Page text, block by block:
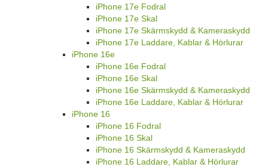
iPhone 17e Fodral
iPhone 17e Skal
iPhone 17e Skärmskydd & Kameraskydd
iPhone 17e Laddare, Kablar & Hörlurar
iPhone 16e
iPhone 16e Fodral
iPhone 16e Skal
iPhone 16e Skärmskydd & Kameraskydd
iPhone 16e Laddare, Kablar & Hörlurar
iPhone 16
iPhone 16 Fodral
iPhone 16 Skal
iPhone 16 Skärmskydd & Kameraskydd
iPhone 16 Laddare, Kablar & Hörlurar